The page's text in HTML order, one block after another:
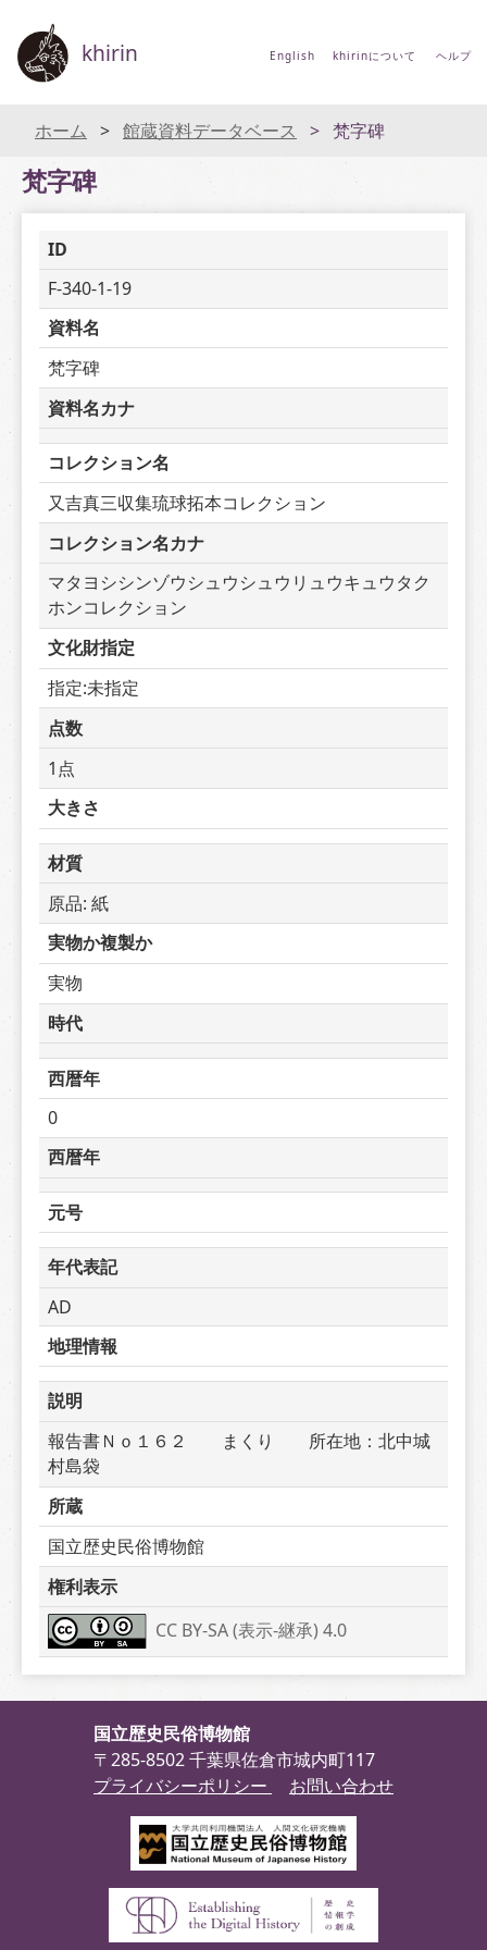
khirin English khirinについて ヘルプ
ホーム 館蔵資料データベース 梵字碑
梵字碑
ID
F-340-1-19
資料名
梵字碑
資料名カナ
コレクション名
又吉真三収集琉球拓本コレクション
コレクション名カナ
マタヨシシンゾウシュウシュウリュウキュウタク
ホンコレクション
文化財指定
指定:未指定
点数
1点
大きさ
材質
原品: 紙
実物か複製か
実物
時代
西暦年
0
西暦年
元号
年代表記
AD
地理情報
説明
報告書Ｎｏ１６２　　まくり　　所在地：北中城
村島袋
所蔵
国立歴史民俗博物館
権利表示
CC BY-SA (表示-継承) 4.0
国立歴史民俗博物館
〒285-8502 千葉県佐倉市城内町117
プライバシーポリシー
お問い合わせ